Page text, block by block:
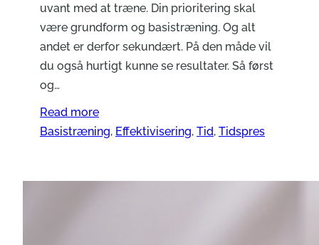
uvant med at træne. Din prioritering skal
være grundform og basistræning. Og alt
andet er derfor sekundært. På den måde vil
du også hurtigt kunne se resultater. Så først
og…
Read more
Basistræning, Effektivisering, Tid, Tidspres